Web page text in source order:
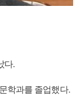
다.
학과를 졸업했다.